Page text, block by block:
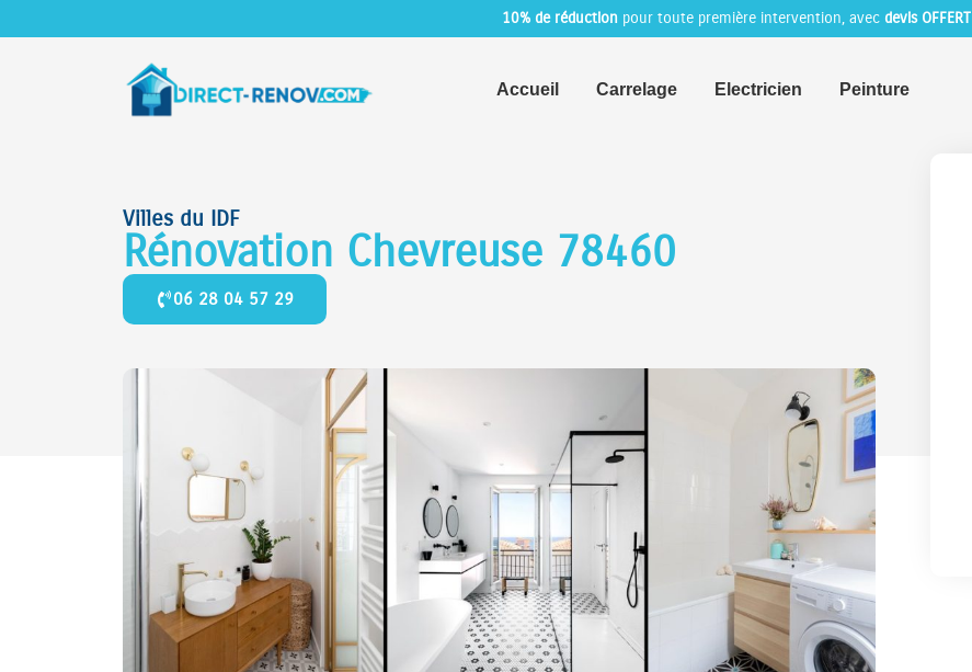
10% de réduction pour toute première intervention, avec devis OFFERT
Accueil Carrelage Electricien Peinture
Villes du IDF
Rénovation Chevreuse 78460
06 28 04 57 29